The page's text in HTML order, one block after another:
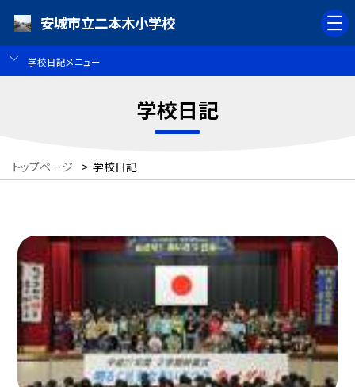
安城市立二本木小学校
学校日記メニュー
学校日記
トップページ > 学校日記